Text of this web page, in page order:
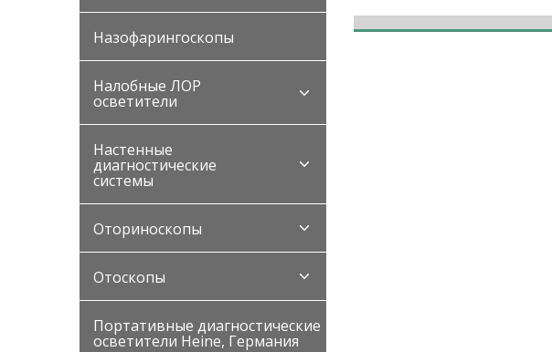
Назофарингоскопы
Налобные ЛОР
осветители
Настенные
диагностические
системы
Оториноскопы
Отоскопы
Портативные диагностические
осветители Heine, Германия